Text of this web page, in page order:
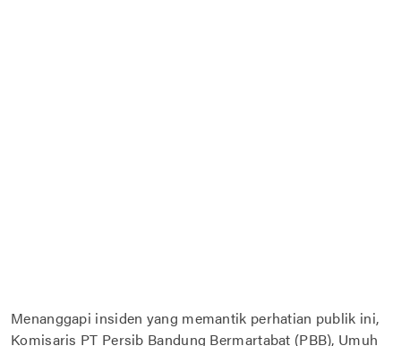
Menanggapi insiden yang memantik perhatian publik ini,
Komisaris PT Persib Bandung Bermartabat (PBB), Umuh